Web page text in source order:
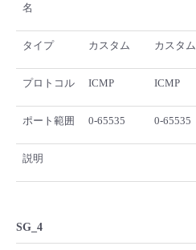
名
タイプ カスタム カスタム
プロトコル ICMP ICMP
ポート範囲 0-65535 0-65535
説明
SG_4